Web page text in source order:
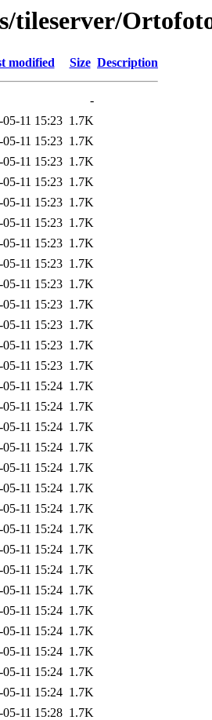
tileserver/
modified Size Description
-
05-11 15:23 1.7K
05-11 15:23 1.7K
05-11 15:23 1.7K
05-11 15:23 1.7K
05-11 15:23 1.7K
05-11 15:23 1.7K
05-11 15:23 1.7K
05-11 15:23 1.7K
05-11 15:23 1.7K
05-11 15:23 1.7K
05-11 15:23 1.7K
05-11 15:23 1.7K
05-11 15:23 1.7K
05-11 15:24 1.7K
05-11 15:24 1.7K
05-11 15:24 1.7K
05-11 15:24 1.7K
05-11 15:24 1.7K
05-11 15:24 1.7K
05-11 15:24 1.7K
05-11 15:24 1.7K
05-11 15:24 1.7K
05-11 15:24 1.7K
05-11 15:24 1.7K
05-11 15:24 1.7K
05-11 15:24 1.7K
05-11 15:24 1.7K
05-11 15:24 1.7K
05-11 15:24 1.7K
05-11 15:28 1.7K